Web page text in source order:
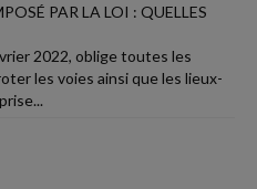
PAR LA LOI : QUELLES
2022, oblige toutes les
les voies ainsi que les lieux-